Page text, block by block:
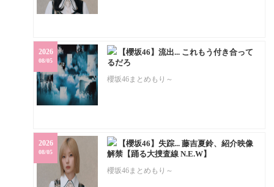
【櫻坂46】流出... これもう付き合って
るだろ
櫻坂46まとめもり～
2026
08/05
【櫻坂46】失踪... 藤吉夏鈴、紹介映像
解禁【踊る大捜査線 N.E.W】
櫻坂46まとめもり～
2026
08/05